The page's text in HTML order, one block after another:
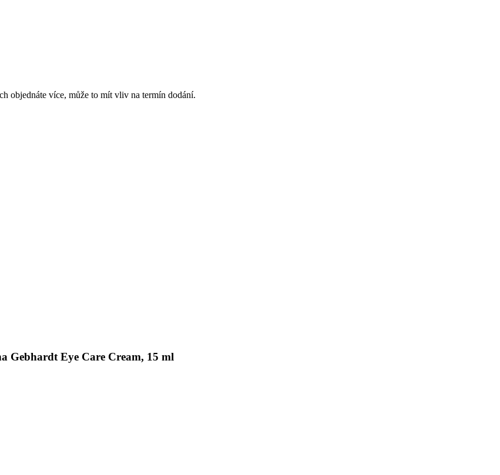
objednáte více, může to mít vliv na termín dodání.
Gebhardt Eye Care Cream, 15 ml